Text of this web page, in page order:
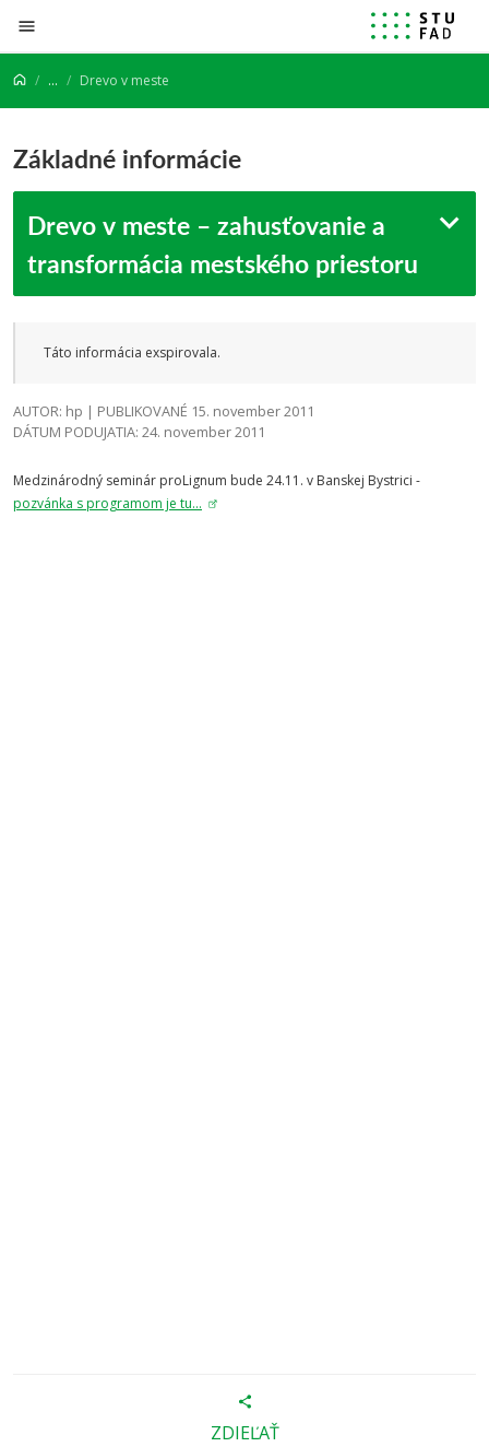
Prejsť na obsah
... Drevo v meste
Základné informácie
Drevo v meste – zahusťovanie a
transformácia mestského priestoru
Táto informácia exspirovala.
AUTOR: hp | PUBLIKOVANÉ 15. november 2011
DÁTUM PODUJATIA: 24. november 2011
Medzinárodný seminár proLignum bude 24.11. v Banskej Bystrici -
pozvánka s programom je tu...
ZDIEĽAŤ